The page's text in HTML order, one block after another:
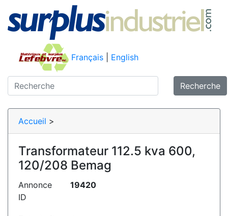
Français English
Recherche
Accueil >
Transformateur 112.5 kva 600,
120/208 Bemag
Annonce
ID
19420